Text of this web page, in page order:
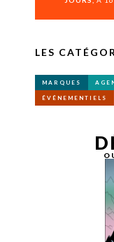
LES
MARQUES
ÉVÉNEMENTIELS